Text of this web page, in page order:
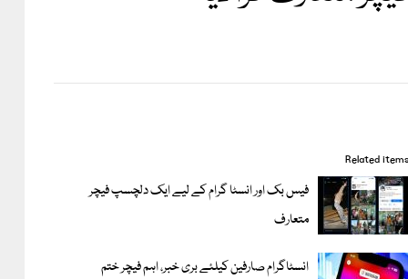
Related items
فیس بک اور انسٹا گرام کے لیے ایک دلچسپ فیچر
متعارف
انسٹاگرام صارفین کیلئے بری خبر، اہم فیچر ختم